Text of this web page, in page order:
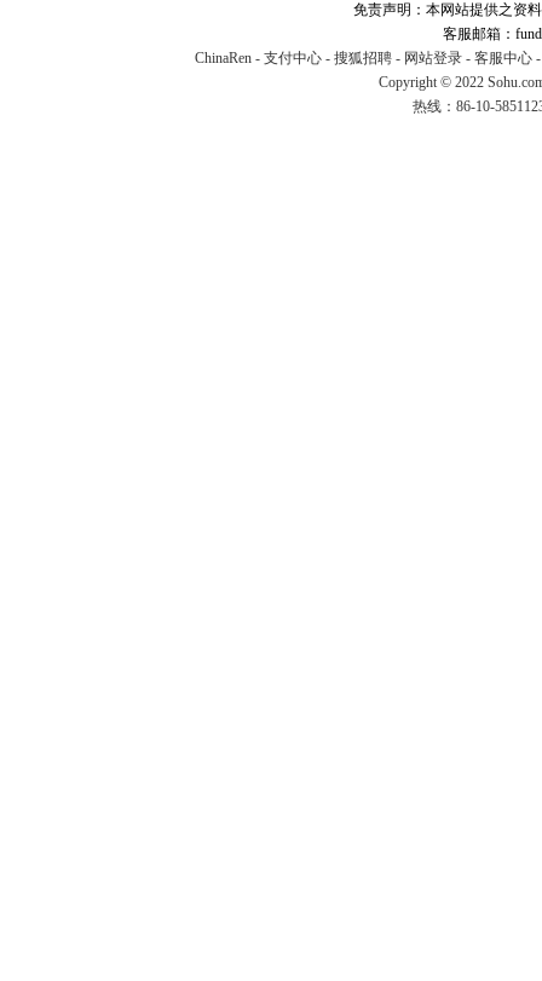
免责声明：本网站提供之资
客服邮箱：
ChinaRen - 支付中心 - 搜狐招聘 - 网站登录 - 客服中心
Copyright © 2022
热线：86-10-